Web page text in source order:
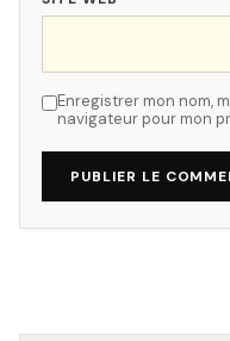
Enregistrer mon nom,
navigateur pour mon
PUBLIER LE